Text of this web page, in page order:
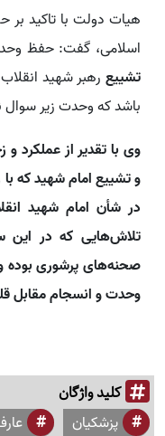
هیات دولت با تاکید
اسلامی، گفت: حفظ
تشییع رهبر شهید
باشد که وحدت زیر سوال
وی با تقدیر از عملکرد
و تشییع امام شهید که
در شأن امام شهید
تلاش‌هایی که در این
صحنه‌های پرشوری بوده و
وحدت و انسجام مقابل
کلید واژگان
پزشکیان